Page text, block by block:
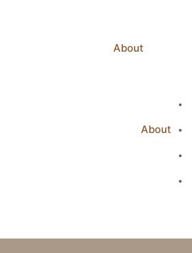
About
About